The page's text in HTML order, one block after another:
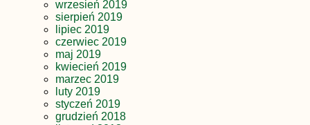
wrzesień 2019
sierpień 2019
lipiec 2019
czerwiec 2019
maj 2019
kwiecień 2019
marzec 2019
luty 2019
styczeń 2019
grudzień 2018